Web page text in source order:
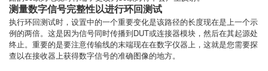
测量数字信号完整性以进行环回测试
执行环回测试时，设置中的一个重要变化是该路径的长度现在是上一个示
例的两倍。这是因为信号同时传播到DUT或连接器模块，然后在其起源处
终止。重要的是要注意传输线的末端现在在数字仪器上，这就是您需要探
查以在接收器上获得数字信号的准确图像的地方。